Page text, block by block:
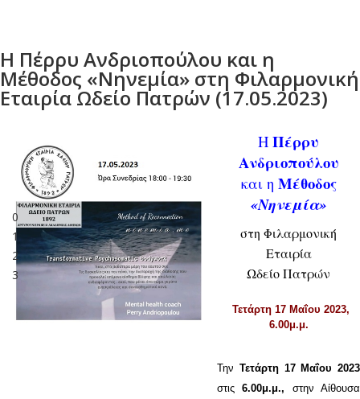
0
1
2
3
Η Πέρρυ Ανδριοπούλου και η
Μέθοδος «Νηνεμία» στη Φιλαρμονική
Εταιρία Ωδείο Πατρών (17.05.2023)
Η Πέρρυ
Ανδριοπούλου
και η Μέθοδος
«Νηνεμία»
στη Φιλαρμονική
Εταιρία
Ωδείο Πατρών
Τετάρτη 17 Μαΐου 2023,
6.00μ.μ.
Την Τετάρτη 17 Μαΐου 2023
στις6.00μ.μ., στην Αίθουσα